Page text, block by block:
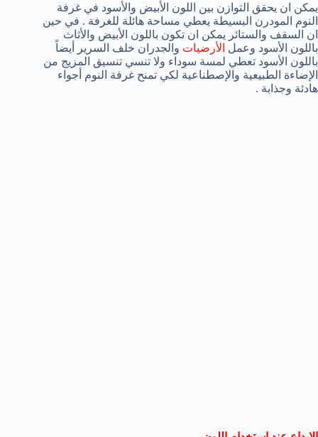
يمكن ان يحقق التوازن بين اللون الأبيض والأسود في غرفة
النوم المودرن البسيطة يعطي مساحة هائلة للغرفة . في حين
ان السقف والستائر يمكن ان تكون باللون الأبيض والأثاث
باللون الأسود وعمل الأرضيات والجدران خلف السرير أيضاً
باللون الأسود تعطي لمسة سوداء ولا تنسي تنسيق المزيج من
الإضاءة الطبيعية والإصطناعية لكي تمنح غرفة النوم أجواء
هادئة وجذابة .